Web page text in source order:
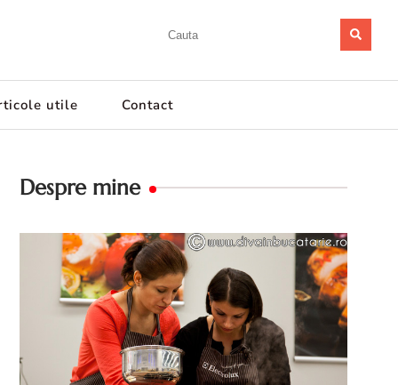
utile Contact
Despre mine